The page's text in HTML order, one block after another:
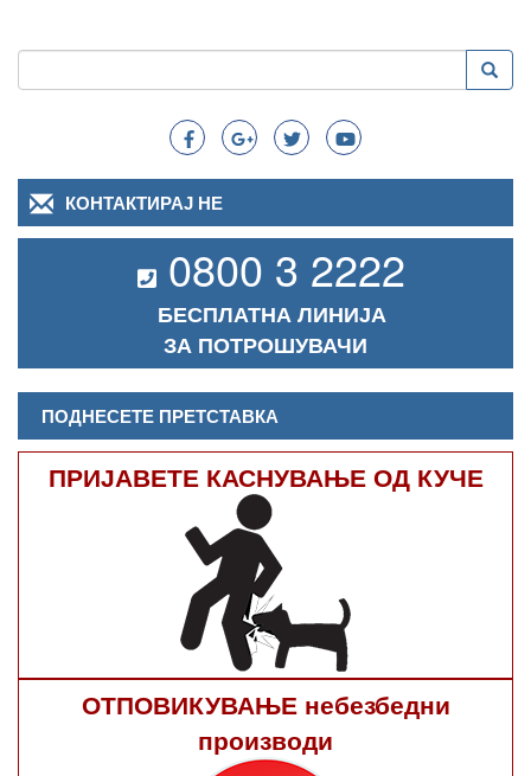
Search
Пребарување
КОНТАКТИРАЈ НЕ
0800 3 2222
БЕСПЛАТНА ЛИНИЈА
ЗА ПОТРОШУВАЧИ
ПОДНЕСЕТЕ ПРЕТСТАВКА
ПРИЈАВЕТЕ КАСНУВАЊЕ ОД КУЧЕ
ОТПОВИКУВАЊЕ небезбедни
производи